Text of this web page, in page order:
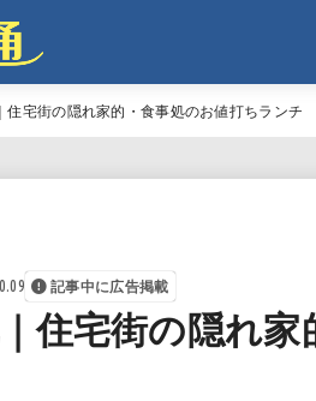
住宅街の隠れ家的・食事処のお値打ちランチ
記事中に広告掲載
住宅街の隠れ